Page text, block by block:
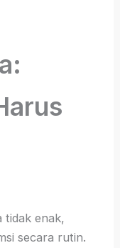
tidak enak,
secara rutin.